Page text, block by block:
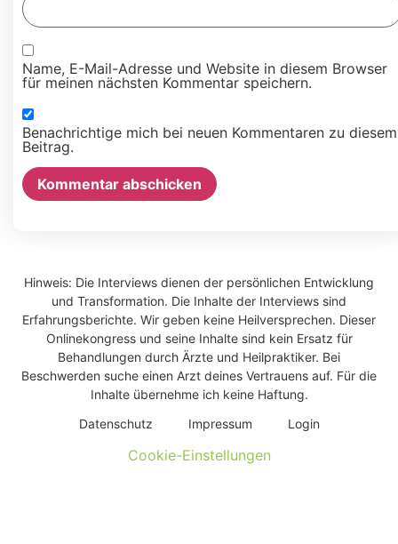
Name, E-Mail-Adresse und Website in diesem Browser
für meinen nächsten Kommentar speichern.
Benachrichtige mich bei neuen Kommentaren zu diesem
Beitrag.
Hinweis: Die Interviews dienen der persönlichen Entwicklung
und Transformation. Die Inhalte der Interviews sind
Erfahrungsberichte. Wir geben keine Heilversprechen. Dieser
Onlinekongress und seine Inhalte sind kein Ersatz für
Behandlungen durch Ärzte und Heilpraktiker. Bei
Beschwerden suche einen Arzt deines Vertrauens auf. Für die
Inhalte übernehme ich keine Haftung.
Daten­schutz
Impres­sum Log­in
Cookie-Einstellungen